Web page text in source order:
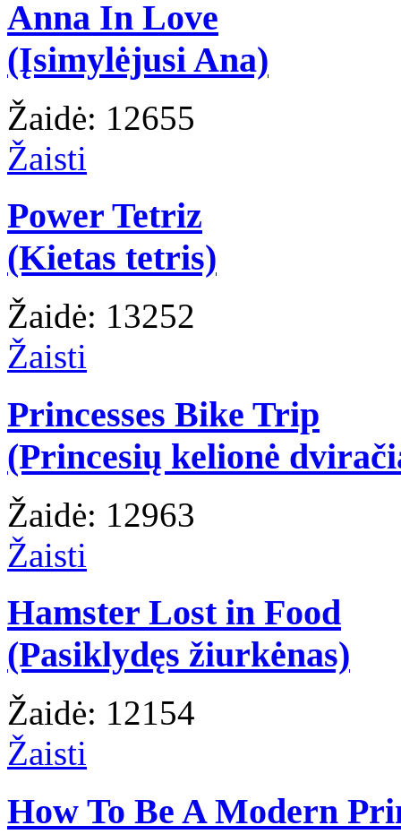
Anna In Love
(Įsimylėjusi Ana)
Žaidė: 12655
Žaisti
Power Tetriz
(Kietas tetris)
Žaidė: 13252
Žaisti
Princesses Bike Trip
(Princesių kelionė
Žaidė: 12963
Žaisti
Hamster Lost in Food
(Pasiklydęs žiurkėnas)
Žaidė: 12154
Žaisti
How To Be A Modern